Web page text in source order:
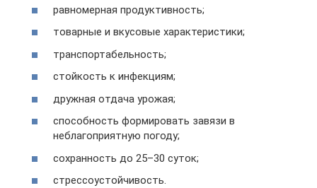
равномерная продуктивность;
товарные и вкусовые характеристики;
транспортабельность;
стойкость к инфекциям;
дружная отдача урожая;
способность формировать завязи в
неблагоприятную погоду;
сохранность до 25–30 суток;
стрессоустойчивость.